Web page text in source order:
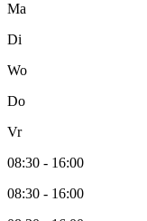
Ma
Di
Wo
Do
Vr
08:30 - 16:00
08:30 - 16:00